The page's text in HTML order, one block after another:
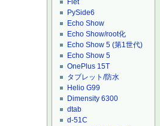
Flet
PySide6
Echo Show
Echo Show/root化
Echo Show 5 (第1世代)
Echo Show 5
OnePlus 15T
タブレット/防水
Helio G99
Dimensity 6300
dtab
d-51C